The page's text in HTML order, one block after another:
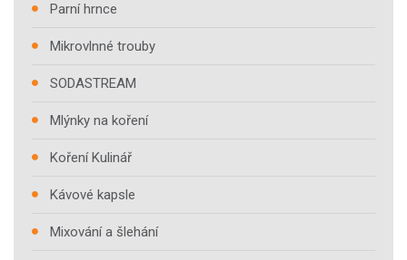
Parní hrnce
Mikrovlnné trouby
SODASTREAM
Mlýnky na koření
Koření Kulinář
Kávové kapsle
Mixování a šlehání